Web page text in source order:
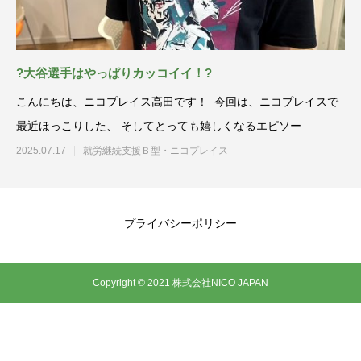
?大谷選手はやっぱりカッコイイ！?
こんにちは、ニコプレイス高田です！ 今回は、ニコプレイスで
最近ほっこりした、 そしてとっても嬉しくなるエピソー
2025.07.17 就労継続支援Ｂ型・ニコプレイス
プライバシーポリシー
Copyright © 2021 株式会社NICO JAPAN